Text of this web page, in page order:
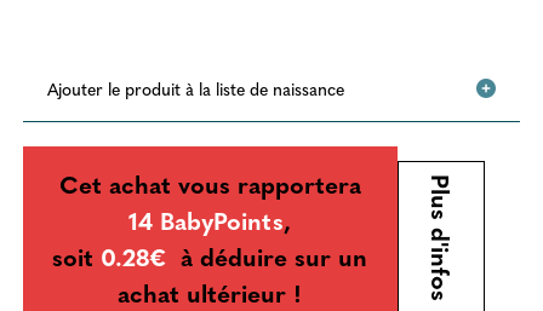
Ajouter le produit à la liste de naissance
Cet achat vous rapportera
14 BabyPoints,
soit 0.28€ à déduire sur un
achat ultérieur !
Plus d'infos